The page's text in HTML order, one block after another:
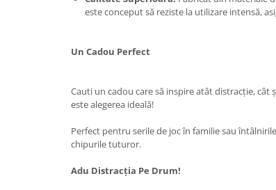
este conceput să reziste la utilizare intensă,
Un Cadou Perfect
Cauti un cadou care să inspire atât distracție, cât
este alegerea ideală!
Perfect pentru serile de joc în familie sau
chipurile tuturor.
Adu Distracția Pe Drum!